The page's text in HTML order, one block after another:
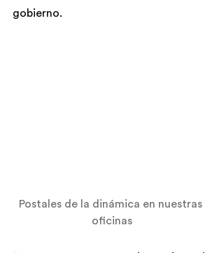
gobierno.
Postales de la dinámica en nuestras
oficinas